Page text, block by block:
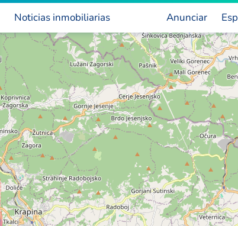
Anunciar
Noticias inmobiliarias Esp